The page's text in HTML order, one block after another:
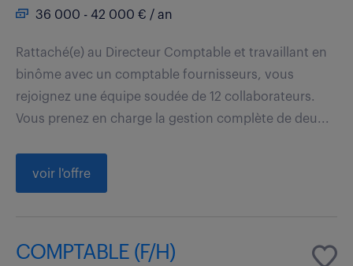
36 000 - 42 000 € / an
Rattaché(e) au Directeur Comptable et travaillant en
binôme avec un comptable fournisseurs, vous
rejoignez une équipe soudée de 12 collaborateurs.
Vous prenez en charge la gestion complète de deu...
voir l'offre
COMPTABLE (F/H)